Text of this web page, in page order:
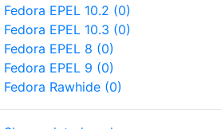
Fedora EPEL 10.2 (0)
Fedora EPEL 10.3 (0)
Fedora EPEL 8 (0)
Fedora EPEL 9 (0)
Fedora Rawhide (0)